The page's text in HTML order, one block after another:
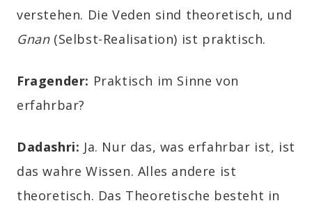
verstehen. Die Veden sind theoretisch, und
Gnan(Selbst-Realisation) ist praktisch.
Fragender: Praktisch im Sinne von
erfahrbar?
Dadashri: Ja. Nur das, was erfahrbar ist, ist
das wahre Wissen. Alles andere ist
theoretisch. Das Theoretische besteht in